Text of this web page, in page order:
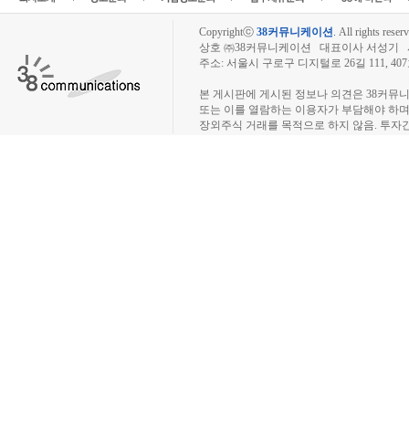
Copyrightⓒ 38커뮤니케이션. All rights
상호 ㈜38커뮤니케이션 대표이사 서성기
주소: 서울시 구로구 디지털로 26길 111,
본 게시판에 게시된 정보나 의견은 38커뮤
또는 이를 열람하는 이용자가 부담해야 하
장외주식 거래를 목적으로 하지 않음. 투